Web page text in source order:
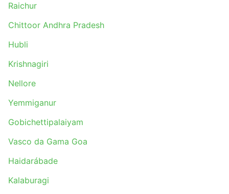
Raichur
Chittoor Andhra Pradesh
Hubli
Krishnagiri
Nellore
Yemmiganur
Gobichettipalaiyam
Vasco da Gama Goa
Haidarábade
Kalaburagi